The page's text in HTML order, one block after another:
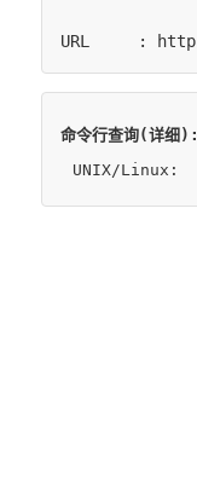
命令行查询(详细):
UNIX/Linux: